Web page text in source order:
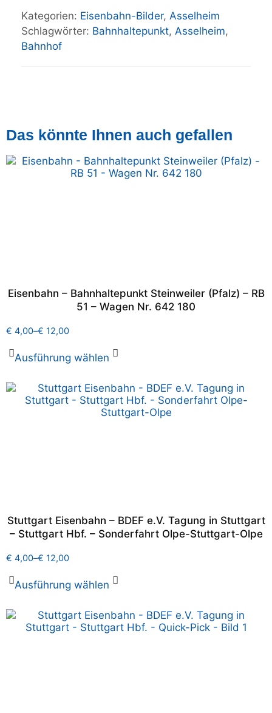
Kategorien: Eisenbahn-Bilder, Asselheim
Schlagwörter: Bahnhaltepunkt, Asselheim,
Bahnhof
Das könnte Ihnen auch gefallen
Eisenbahn – Bahnhaltepunkt Steinweiler (Pfalz) – RB
51 – Wagen Nr. 642 180
€ 4,00–€ 12,00
Ausführung wählen
Stuttgart Eisenbahn – BDEF e.V. Tagung in Stuttgart
– Stuttgart Hbf. – Sonderfahrt Olpe-Stuttgart-Olpe
€ 4,00–€ 12,00
Ausführung wählen